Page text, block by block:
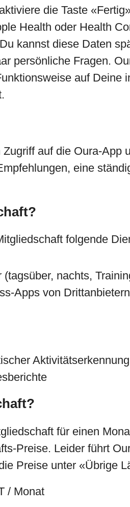
die Taste
Health oder Health
kannst diese Daten
persönliche Fragen.
auf Deine
auf die Oura-App
eine
folgende
nachts,
Apps von
Aktivitätserkennung
für einen
Preise. Leider führt
Preise unter «Übrige
/ Monat